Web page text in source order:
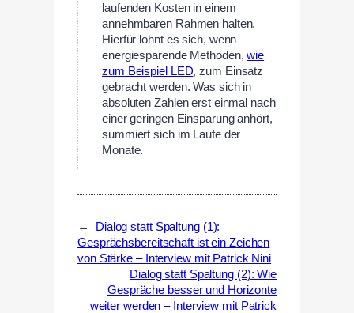
laufenden Kosten in einem
annehmbaren Rahmen halten.
Hierfür lohnt es sich, wenn
energiesparende Methoden,wie
zum Beispiel LED, zum Einsatz
gebracht werden. Was sich in
absoluten Zahlen erst einmal nach
einer geringen Einsparung anhört,
summiert sich im Laufe der
Monate.
←
Dialog statt Spaltung (1):
Gesprächsbereitschaft ist ein Zeichen
von Stärke – Interview mit Patrick Nini
Dialog statt Spaltung (2): Wie
Gespräche besser und Horizonte
weiter werden – Interview mit Patrick